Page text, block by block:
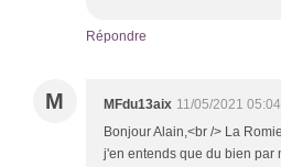
Répondre
M MFdu13aix 11/05/2021 05:04
Bonjour Alain,<br /> La
j'en entends que du bien par